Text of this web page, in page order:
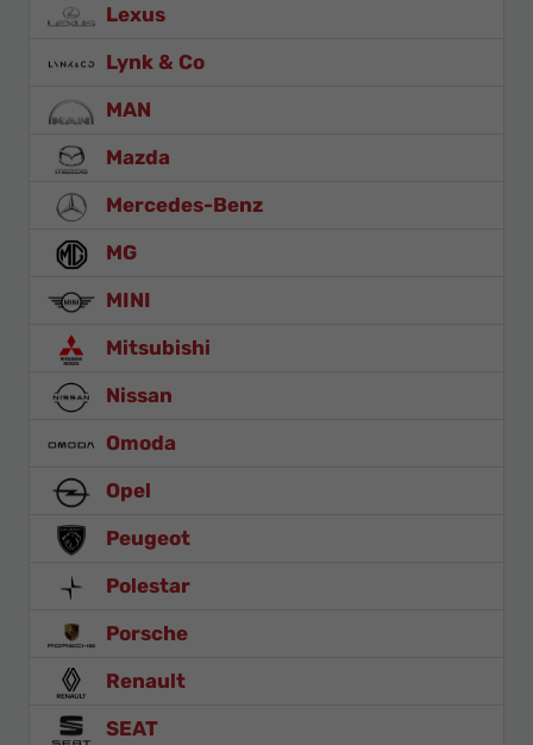
Lexus
Lynk & Co
MAN
Mazda
Mercedes-Benz
MG
MINI
Mitsubishi
Nissan
Omoda
Opel
Peugeot
Polestar
Porsche
Renault
SEAT